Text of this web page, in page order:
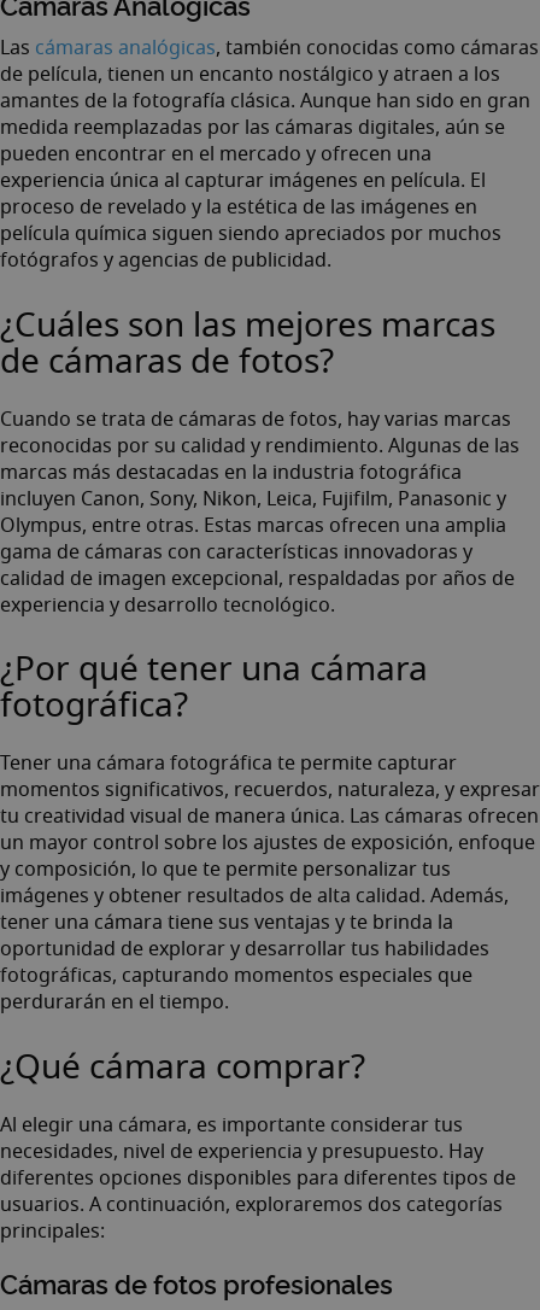
Cámaras Analógicas
Las cámaras analógicas, también conocidas como cámaras
de película, tienen un encanto nostálgico y atraen a los
amantes de la fotografía clásica. Aunque han sido en gran
medida reemplazadas por las cámaras digitales, aún se
pueden encontrar en el mercado y ofrecen una
experiencia única al capturar imágenes en película. El
proceso de revelado y la estética de las imágenes en
película química siguen siendo apreciados por muchos
fotógrafos y agencias de publicidad.
¿Cuáles son las mejores marcas
de cámaras de fotos?
Cuando se trata de cámaras de fotos, hay varias marcas
reconocidas por su calidad y rendimiento. Algunas de las
marcas más destacadas en la industria fotográfica
incluyen Canon, Sony, Nikon, Leica, Fujifilm, Panasonic y
Olympus, entre otras. Estas marcas ofrecen una amplia
gama de cámaras con características innovadoras y
calidad de imagen excepcional, respaldadas por años de
experiencia y desarrollo tecnológico.
¿Por qué tener una cámara
fotográfica?
Tener una cámara fotográfica te permite capturar
momentos significativos, recuerdos, naturaleza, y expresar
tu creatividad visual de manera única. Las cámaras ofrecen
un mayor control sobre los ajustes de exposición, enfoque
y composición, lo que te permite personalizar tus
imágenes y obtener resultados de alta calidad. Además,
tener una cámara tiene sus ventajas y te brinda la
oportunidad de explorar y desarrollar tus habilidades
fotográficas, capturando momentos especiales que
perdurarán en el tiempo.
¿Qué cámara comprar?
Al elegir una cámara, es importante considerar tus
necesidades, nivel de experiencia y presupuesto. Hay
diferentes opciones disponibles para diferentes tipos de
usuarios. A continuación, exploraremos dos categorías
principales:
Cámaras de fotos profesionales